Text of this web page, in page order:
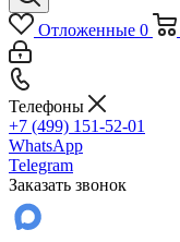
Отложенные 0
Телефоны
+7 (499) 151-52-01
WhatsApp
Telegram
Заказать звонок